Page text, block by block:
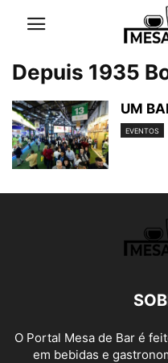
Depuis 1935
UM
EVENTOS
O Portal Mesa de Bar é
em bebidas e